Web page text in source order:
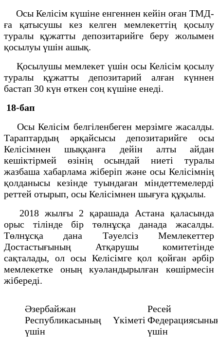
Осы Келісім күшіне енгеннен кейін оған ТМД-
ға қатысушы кез келген мемлекеттің қосылу
туралы құжатты депозитарийге беру жолымен
қосылуы үшін ашық.
Қосылушы мемлекет үшін осы Келісім қосылу
туралы құжатты депозитарий алған күннен
бастап 30 күн өткен соң күшіне енеді.
18-бап
Осы Келісім белгіленбеген мерзімге жасалды.
Тараптардың әрқайсысы депозитарийге осы
Келісімнен шыққанға дейін алты айдан
кешіктірмей өзінің осындай ниеті туралы
жазбаша хабарлама жіберіп және осы Келісімнің
қолданысы кезінде туындаған міндеттемелерді
реттей отырып, осы Келісімнен шығуға құқылы.
2018 жылғы 2 қарашада Астана қаласында
орыс тілінде бір төлнұсқа данада жасалды.
Төлнұсқа дана Тәуелсіз Мемлекеттер
Достастығының Атқарушы комитетінде
сақталады, ол осы Келісімге қол қойған әрбір
мемлекетке оның куәландырылған көшірмесін
жібереді.
Әзербайжан
Республикасының Үкіметі
үшін
Ресей
үшін